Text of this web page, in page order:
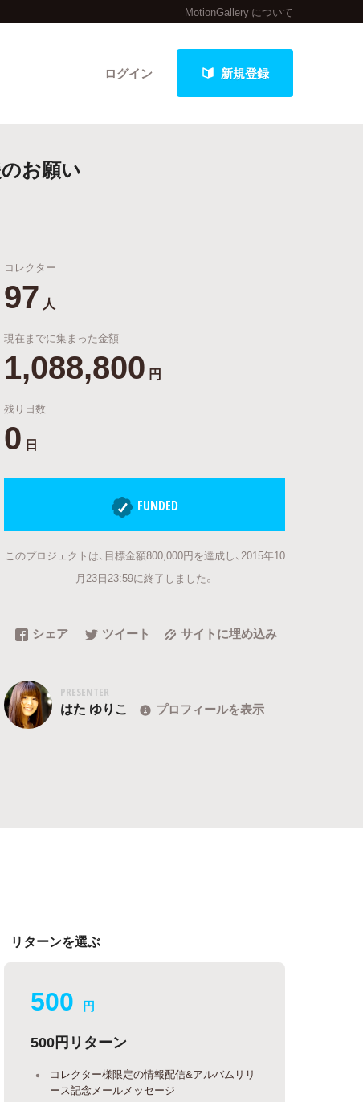
MotionGallery について
ログイン 新規登録
クト
最新進捗報告から探す
お願い
コレクター
97 人
現在までに集まった金額
1,088,800 円
残り日数
0 日
FUNDED
このプロジェクトは、目標金額800,000円を達成し、2015年10
月23日23:59に終了しました。
シェア ツイート サイトに埋め込み
PRESENTER
はた ゆりこ プロフィールを表示
リターンを選ぶ
500 円
500円リターン
コレクター様限定の情報配信&アルバムリリ
ース記念メールメッセージ